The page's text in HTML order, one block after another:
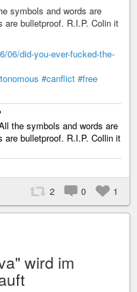
symbols and words are
bulletproof. R.I.P. Colin it
06/did-you-ever-fucked-the-
#canflict #free
the symbols and words are
bulletproof. R.I.P. Collin it
2 0 1
wird im